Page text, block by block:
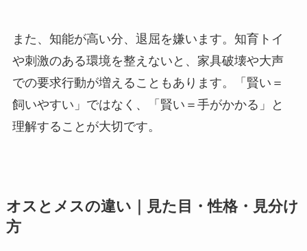
また、知能が高い分、退屈を嫌います。知育トイ
や刺激のある環境を整えないと、家具破壊や大声
での要求行動が増えることもあります。「賢い＝
飼いやすい」ではなく、「賢い＝手がかかる」と
理解することが大切です。
オスとメスの違い｜見た目・性格・見分け
方